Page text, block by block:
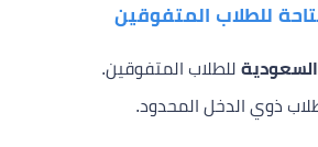
للطلاب المتفوقين
السعودية للطلاب المتفوقين.
ذوي الدخل المحدود.